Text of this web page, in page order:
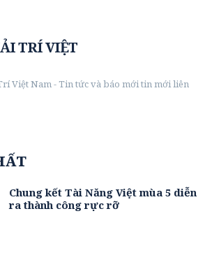
TRÍ VIỆT
Việt Nam - Tin tức và báo mới tin mới liên
Chung kết Tài Năng Việt mùa 5 diễn
ra thành công rực rỡ